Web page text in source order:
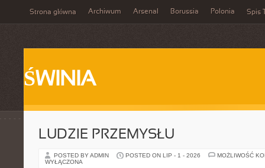
Strona główna Archiwum Arsenal Borussia Polonia Spis
ŚWINIA
LUDZIE PRZEMYSŁU
POSTED BY ADMIN POSTED ON LIP - 1 - 2026
MOŻLIWOŚĆ
WYŁĄCZONA